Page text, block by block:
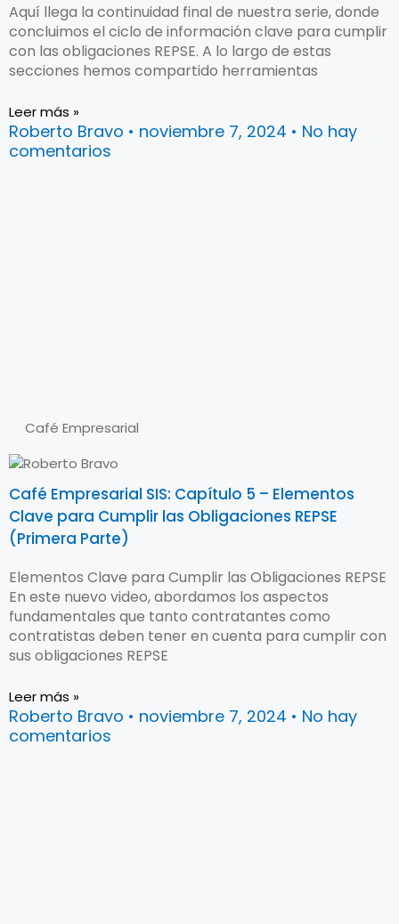
Aquí llega la continuidad final de nuestra serie, donde
concluimos el ciclo de información clave para cumplir
con las obligaciones REPSE. A lo largo de estas
secciones hemos compartido herramientas
Leer más »
Roberto Bravo noviembre 7, 2024
No hay
comentarios
Café Empresarial
Café Empresarial SIS: Capítulo 5 – Elementos
Clave para Cumplir las Obligaciones REPSE
(Primera Parte)
Elementos Clave para Cumplir las Obligaciones REPSE
En este nuevo video, abordamos los aspectos
fundamentales que tanto contratantes como
contratistas deben tener en cuenta para cumplir con
sus obligaciones REPSE
Leer más »
Roberto Bravo noviembre 7, 2024
No hay
comentarios